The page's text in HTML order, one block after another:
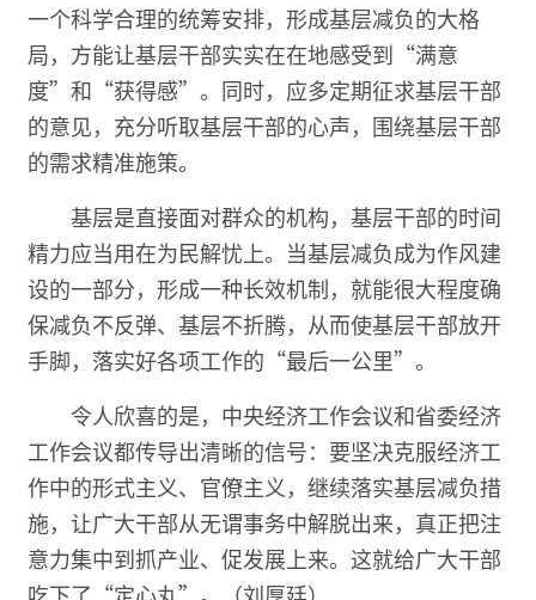
一个科学合理的统筹安排，形成基层减负的大格
局，方能让基层干部实实在在地感受到“满意
度”和“获得感”。同时，应多定期征求基层干部
的意见，充分听取基层干部的心声，围绕基层干部
的需求精准施策。
基层是直接面对群众的机构，基层干部的时间
精力应当用在为民解忧上。当基层减负成为作风建
设的一部分，形成一种长效机制，就能很大程度确
保减负不反弹、基层不折腾，从而使基层干部放开
手脚，落实好各项工作的“最后一公里”。
令人欣喜的是，中央经济工作会议和省委经济
工作会议都传导出清晰的信号：要坚决克服经济工
作中的形式主义、官僚主义，继续落实基层减负措
施，让广大干部从无谓事务中解脱出来，真正把注
意力集中到抓产业、促发展上来。这就给广大干部